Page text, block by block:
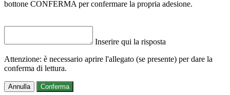
bottone CONFERMA per confermare la propria adesione.
Inserire qui la risposta
Attenzione: è necessario aprire l'allegato (se presente) per dare la
conferma di lettura.
Annulla Conferma